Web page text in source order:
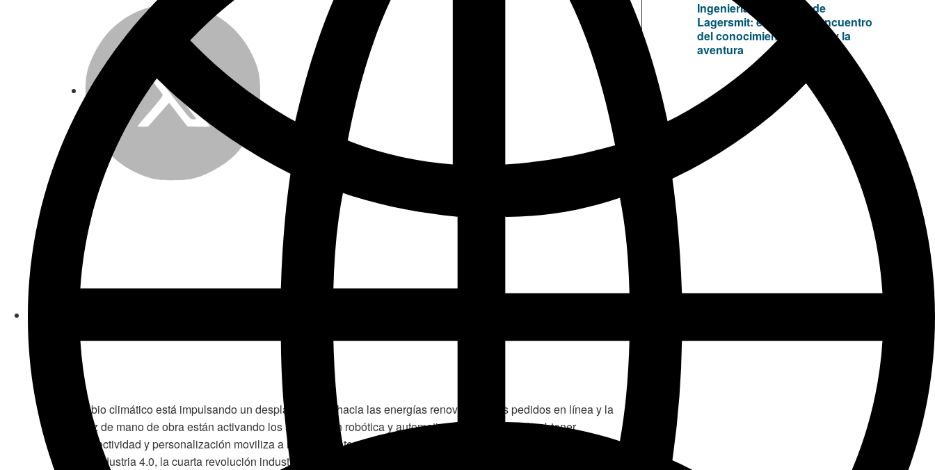
LinkedIn
Email
El cambio climático está impulsando un desplazamiento hacia las energías renovables. Los pedidos en línea y la
escasez de mano de obra están activando los avances en robótica y automatización. El deseo de obtener
interconectividad y personalización moviliza a los fabricantes para implementar la Internet de las cosas (IoT) y
ofrecer Industria 4.0, la cuarta revolución industrial que utiliza sensores y tecnología inteligente.
Ingeniería de servicio de
Lagersmit: el punto de encuentro
del conocimiento técnico y la
aventura